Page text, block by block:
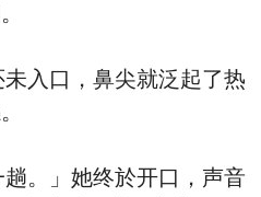
入口，鼻尖就泛起了热
。」她终於开口，声音